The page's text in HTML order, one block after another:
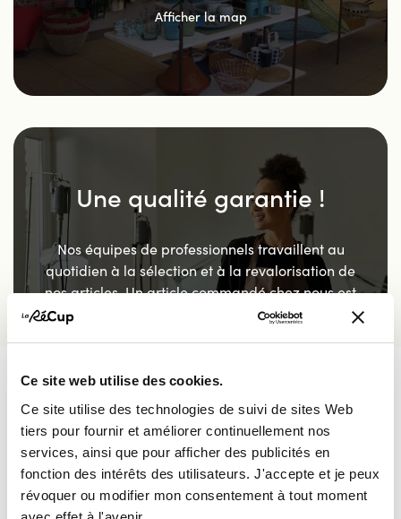
Ce site web utilise des cookies.
Ce site utilise des technologies de suivi de sites Web
tiers pour fournir et améliorer continuellement nos
services, ainsi que pour afficher des publicités en
fonction des intérêts des utilisateurs. J'accepte et je peux
révoquer ou modifier mon consentement à tout moment
Afficher la map
Une qualité garantie !
Nos équipes de professionnels travaillent au
quotidien à la sélection et à la revalorisation de
nos articles. Un article commandé chez nous est
un article de qualité garantie.